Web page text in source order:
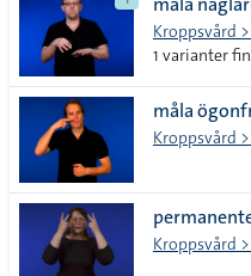
Kroppsvård
1 varianter
måla
Kroppsvård
Kroppsvård